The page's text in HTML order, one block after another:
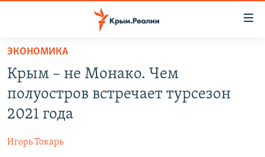
Вернуться
основному
содержанию
Вернутся
главной
навигации
СПЕЦПРОЕКТЫ
11 ЛЕТ ОККУПАЦИИ КРЫМА. 11 ИСТОРИЙ СОПРОТИВЛЕНИЯ
ВОДА
ЕЩЕ
ЭКОНОМИКА
Крым‌ ‌–‌ ‌не‌ ‌Монако‌. Чем
полуостров встречает турсезон
2021 года
Игорь Токарь